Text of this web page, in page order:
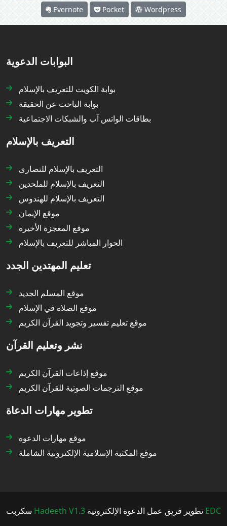
Evernote
Pocket Wordpress
البوابات الدعوية
بوابة الكويت للتعريف بالإسلام
بوابة الباحث عن الحقيقة
بطاقات الواتس آب والشبكات الاجتماعية
التعريف بالإسلام
التعريف بالإسلام للنصارى
التعريف بالإسلام للملحدين
التعريف بالإسلام للهندوس
موقع الإيمان
موقع المعجزة الأخيرة
الحوار المباشر للتعريف بالإسلام
تعليم المهتدين الجدد
موقع المسلم الجديد
موقع الصلاة في الإسلام
موقع تعليم تفسير وتجويد القرآن الكريم
نشر وتعليم القرآن
موقع إذاعات القرآن الكريم
موقع الترجمات الصوتية للقرآن الكريم
تطوير مهارات الدعاة
موقع مهارات الدعوة
موقع المكتبة الإسلامية الإلكترونية الشاملة
Hadeeth V1.3 EDC